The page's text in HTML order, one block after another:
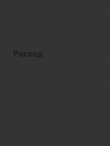
Расход